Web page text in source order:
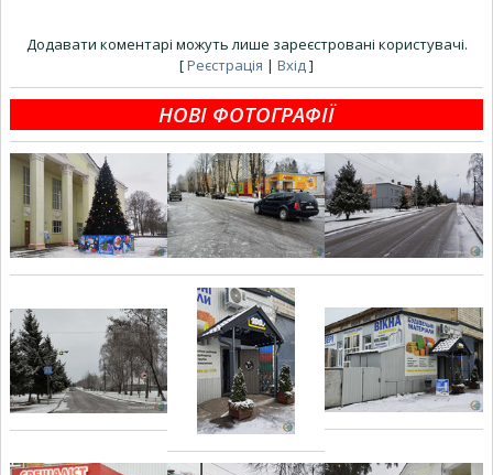
Додавати коментарі можуть лише зареєстровані користувачі.
[Реєстрація | Вхід ]
НОВІ ФОТОГРАФІЇ